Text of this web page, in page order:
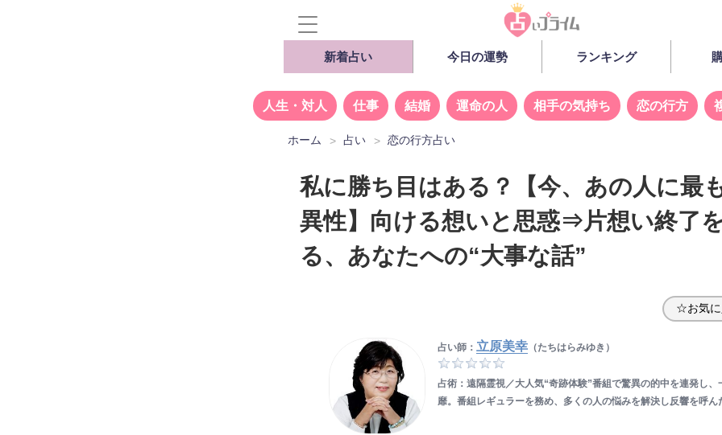
新着占い 今日の運勢 ランキング
人生・対人 仕事 結婚 運命の人 相手の気持ち 恋の行方
ホーム 占い 恋の行方占い
私に勝ち目はある？【今、あの人に最
異性】向ける想いと思惑⇒片想い終了
る、あなたへの“大事な話”
☆お気に
占い師： 立原美幸（たちはらみゆき）
占術：遠隔霊視／大人気“奇跡体験”番組で驚異の的中を連発し、
靡。番組レギュラーを務め、多くの人の悩みを解決し反響を呼ん